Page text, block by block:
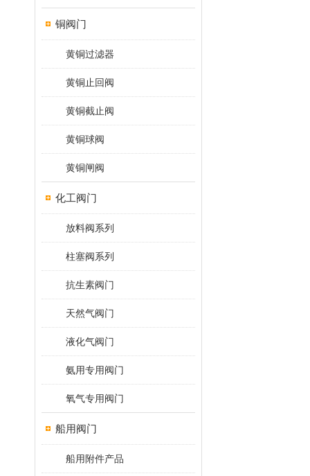
铜阀门
黄铜过滤器
黄铜止回阀
黄铜截止阀
黄铜球阀
黄铜闸阀
化工阀门
放料阀系列
柱塞阀系列
抗生素阀门
天然气阀门
液化气阀门
氨用专用阀门
氧气专用阀门
船用阀门
船用附件产品